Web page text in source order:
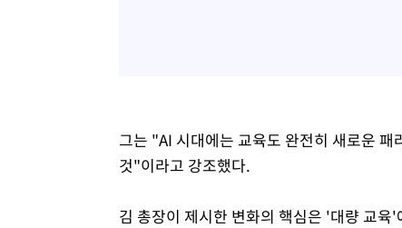
그는 "AI 시대에는 교육도 완전히 새로운
것"이라고 강조했다.
김 총장이 제시한 변화의 핵심은 '대량 교